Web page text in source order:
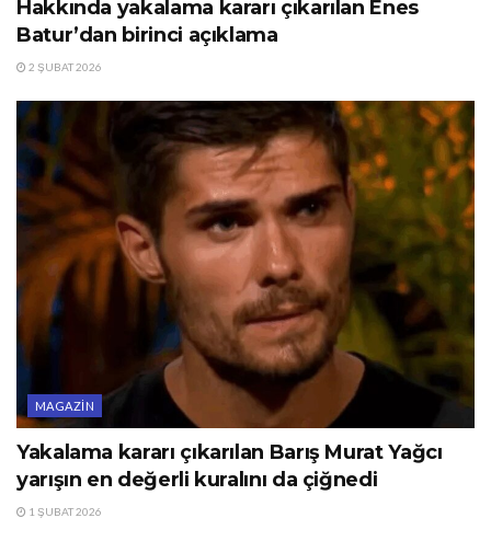
Hakkında yakalama kararı çıkarılan Enes
Batur’dan birinci açıklama
2 ŞUBAT 2026
MAGAZIN
Yakalama kararı çıkarılan Barış Murat Yağcı
yarışın en değerli kuralını da çiğnedi
1 ŞUBAT 2026